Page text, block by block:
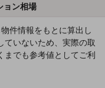
ョン相場
件情報をもとに算出し
ていないため、実際の取
でも参考値としてご利